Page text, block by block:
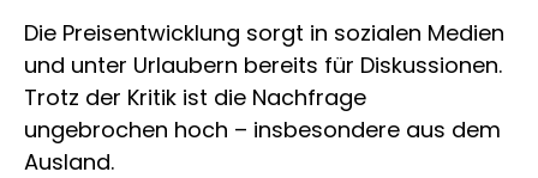
Die Preisentwicklung sorgt in sozialen Medien
und unter Urlaubern bereits für Diskussionen.
Trotz der Kritik ist die Nachfrage
ungebrochen hoch – insbesondere aus dem
Ausland.